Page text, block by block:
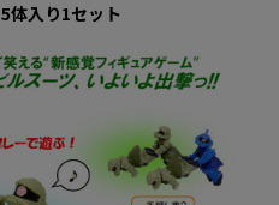
体入り1セット